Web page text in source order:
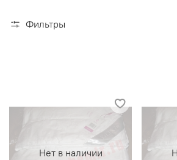
Фильтры
Нет в наличии